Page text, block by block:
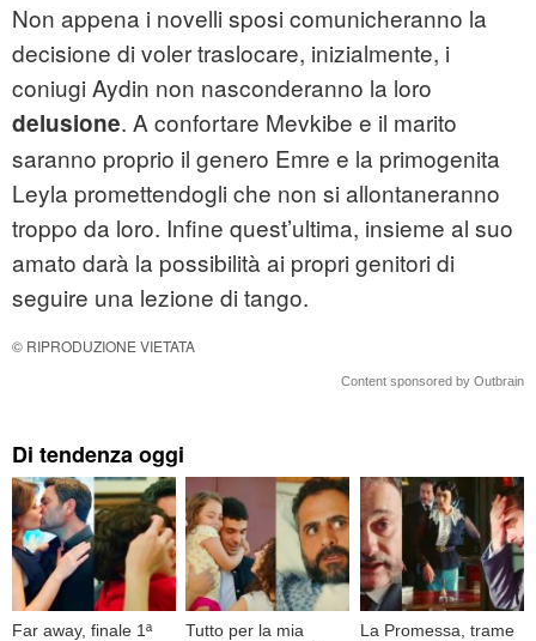
Non appena i novelli sposi comunicheranno la
decisione di voler traslocare, inizialmente, i
coniugi Aydin non nasconderanno la loro
delusione. A confortare Mevkibe e il marito
saranno proprio il genero Emre e la primogenita
Leyla promettendogli che non si allontaneranno
troppo da loro. Infine quest’ultima, insieme al suo
amato darà la possibilità ai propri genitori di
seguire una lezione di tango.
© RIPRODUZIONE VIETATA
Content sponsored by Outbrain
Di tendenza oggi
Far away, finale 1ª
Tutto per la mia
La Promessa, trame